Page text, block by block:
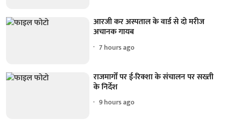
आरजी कर अस्पताल के वार्ड से दो मरीज
अचानक गायब
7 hours ago
राजमार्गों पर ई-रिक्शा के संचालन पर सख्ती
के निर्देश
9 hours ago